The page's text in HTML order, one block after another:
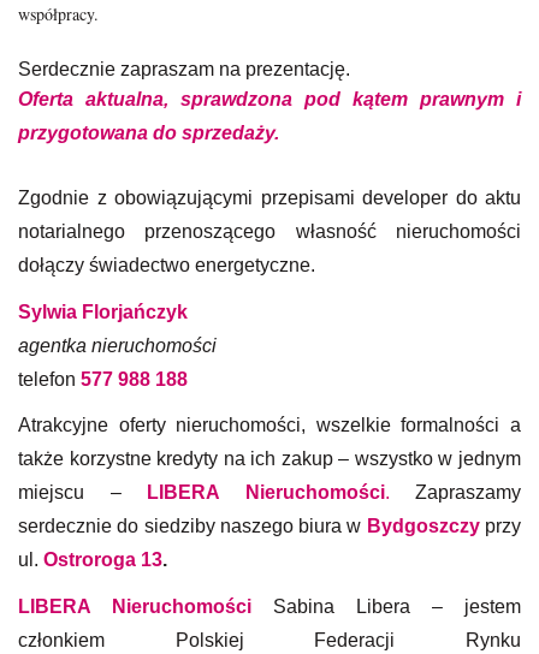
współpracy.
Serdecznie zapraszam na prezentację.
Oferta aktualna, sprawdzona pod kątem prawnym i
przygotowana do sprzedaży.
Zgodnie z obowiązującymi przepisami developer do aktu
notarialnego przenoszącego własność nieruchomości
dołączy świadectwo energetyczne.
Sylwia Florjańczyk
agentka nieruchomości
telefon 577 988 188
Atrakcyjne oferty nieruchomości, wszelkie formalności a
także korzystne kredyty na ich zakup – wszystko w jednym
miejscu –
LIBERA Nieruchomości. Zapraszamy
serdecznie do siedziby naszego biura w Bydgoszczyprzy
ul. Ostroroga 13.
LIBERA Nieruchomości Sabina Libera – jestem
członkiem Polskiej Federacji Rynku